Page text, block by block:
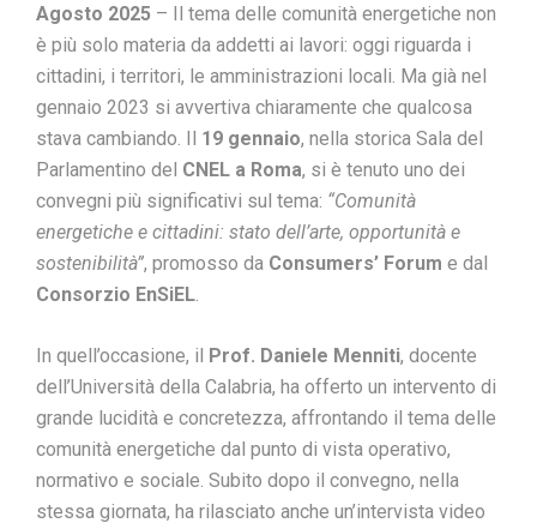
Agosto 2025 – Il tema delle comunità energetiche non
è più solo materia da addetti ai lavori: oggi riguarda i
cittadini, i territori, le amministrazioni locali. Ma già nel
gennaio 2023 si avvertiva chiaramente che qualcosa
stava cambiando. Il 19 gennaio, nella storica Sala del
Parlamentino del CNEL a Roma, si è tenuto uno dei
convegni più significativi sul tema: “Comunità
energetiche e cittadini: stato dell’arte, opportunità e
sostenibilità”, promosso da Consumers’ Forum e dal
Consorzio EnSiEL
In quell’occasione, il Prof. Daniele Menniti, docente
dell’Università della Calabria, ha offerto un intervento di
grande lucidità e concretezza, affrontando il tema delle
comunità energetiche dal punto di vista operativo,
normativo e sociale. Subito dopo il convegno, nella
stessa giornata, ha rilasciato anche un’intervista video